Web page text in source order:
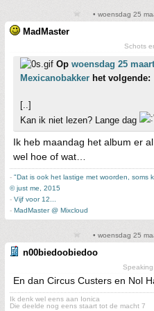
• woensdag 25
MadMaster
Schots
Op woensdag 25
Mexicanobakker het volgende:
[..]
Kan ik niet lezen? Lange dag
Ik heb maandag het album er
wel hoe of wat…
- "Dat is ook het lastige met woorden, soms
© just me, 2015
- Vijf voor 12...
- MadMaster @ Mixcloud
• woensdag 25
n00biedoobiedoo
En dan Circus Custers en Nol
Ik denk wel eens aan Ionica
Die deelde nog eens staart tot de macht 7